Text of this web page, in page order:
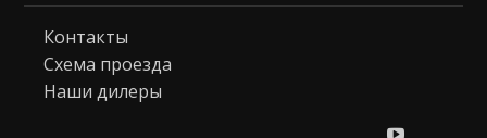
Контакты
Схема проезда
Наши дилеры